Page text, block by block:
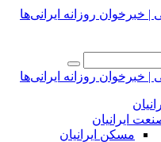
ایرانیان
مسکن ایرانیان